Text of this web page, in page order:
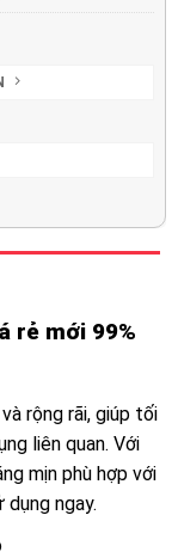
rẻ mới 99%
rộng rãi, giúp tối
liên quan. Với
mịn phù hợp với
dụng ngay.